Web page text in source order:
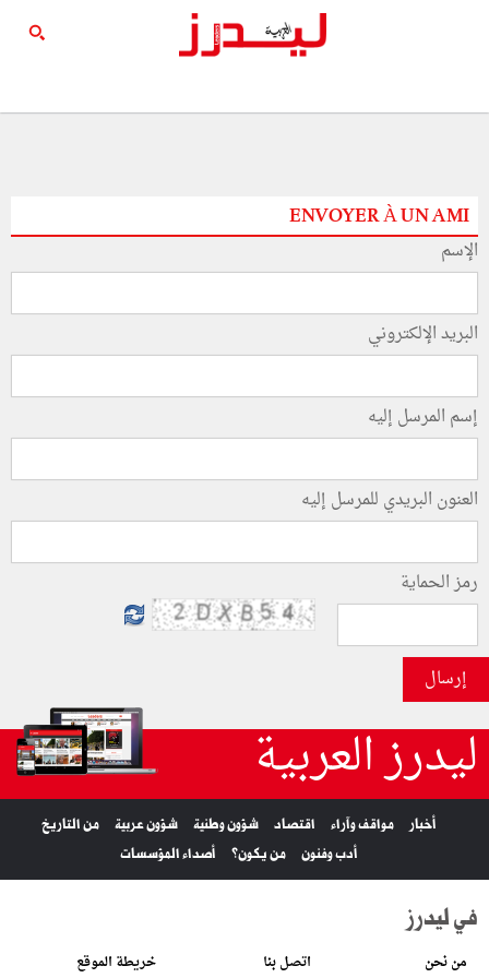
ENVOYER À UN AMI
الإسم
البريد الإلكتروني
إسم المرسل إليه
العنون البريدي للمرسل إليه
رمز الحماية
إرسال
ليدرز العربية
أخبار مواقف وآراء اقتصاد شؤون وطنية شؤون عربية
من التاريخ
أدب وفنون
من يكون؟ أصداء المؤسسات
في ليدرز
من نحن اتصل بنا خريطة الموقع